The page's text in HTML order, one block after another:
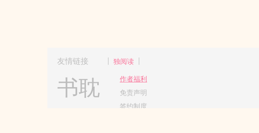
友情链接 独阅读
书耽
作者福利
免责声明
签约制度